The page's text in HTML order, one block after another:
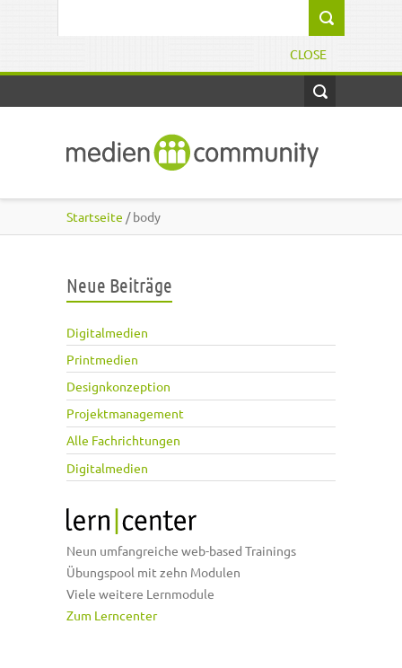
CLOSE
Startseite / body
Neue Beiträge
Digitalmedien
Printmedien
Designkonzeption
Projektmanagement
Alle Fachrichtungen
Digitalmedien
Neun umfangreiche web-based Trainings
Übungspool mit zehn Modulen
Viele weitere Lernmodule
Zum Lerncenter